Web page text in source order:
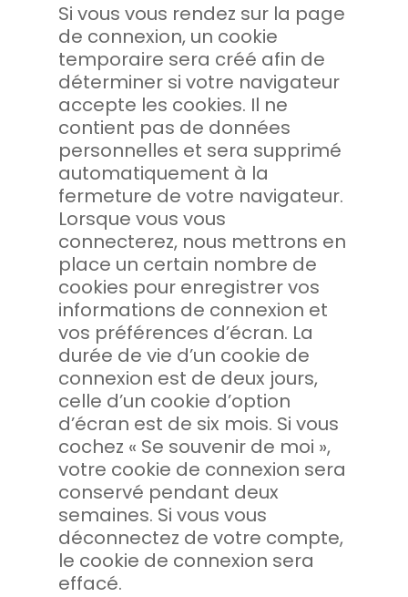
Si vous vous rendez sur la page
de connexion, un cookie
temporaire sera créé afin de
déterminer si votre navigateur
accepte les cookies. Il ne
contient pas de données
personnelles et sera supprimé
automatiquement à la
fermeture de votre navigateur.
Lorsque vous vous
connecterez, nous mettrons en
place un certain nombre de
cookies pour enregistrer vos
informations de connexion et
vos préférences d’écran. La
durée de vie d’un cookie de
connexion est de deux jours,
celle d’un cookie d’option
d’écran est de six mois. Si vous
cochez « Se souvenir de moi »,
votre cookie de connexion sera
conservé pendant deux
semaines. Si vous vous
déconnectez de votre compte,
le cookie de connexion sera
effacé.